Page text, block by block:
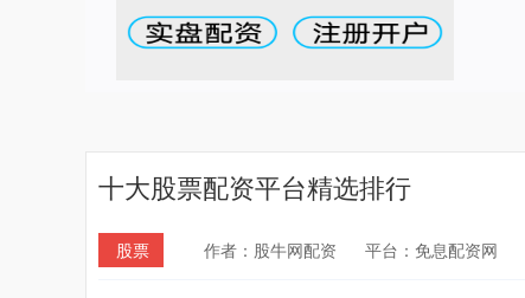
十大股票配资平台精选排行
股票 作者：股牛网配资 平台：免息配资网